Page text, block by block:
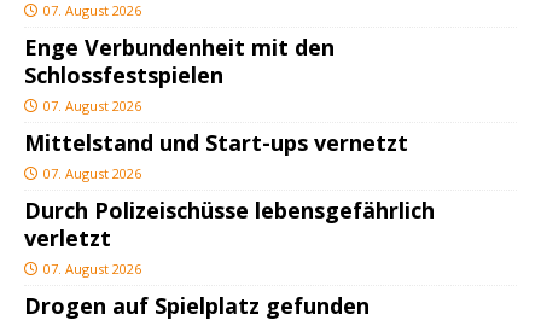
07. August 2026
Enge Verbundenheit mit den
Schlossfestspielen
07. August 2026
Mittelstand und Start-ups vernetzt
07. August 2026
Durch Polizeischüsse lebensgefährlich
verletzt
07. August 2026
Drogen auf Spielplatz gefunden